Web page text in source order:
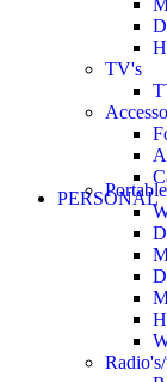
TV's
PERSONAL